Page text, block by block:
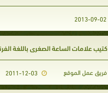
كتيب علامات الساعة الصغرى باللغة
فريق عمل الموقع